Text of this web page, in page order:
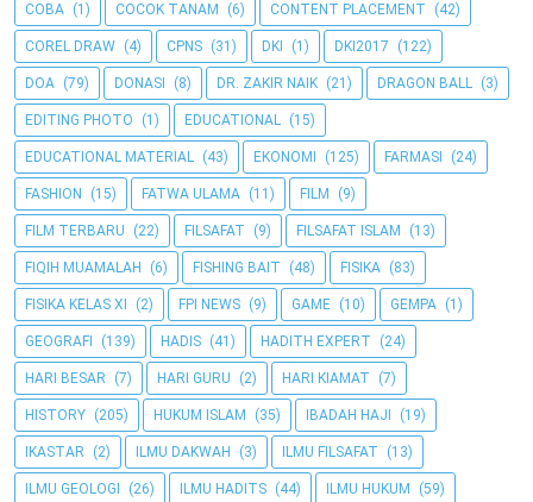
COBA (1) COCOK TANAM (6) CONTENT PLACEMENT (42)
COREL DRAW (4) CPNS (31) DKI (1) DKI2017 (122)
DOA (79) DONASI (8) DR. ZAKIR NAIK (21) DRAGON BALL (3)
EDITING PHOTO (1) EDUCATIONAL (15)
EDUCATIONAL MATERIAL (43) EKONOMI (125) FARMASI (24)
FASHION (15) FATWA ULAMA (11) FILM (9)
FILM TERBARU (22) FILSAFAT (9) FILSAFAT ISLAM (13)
FIQIH MUAMALAH (6) FISHING BAIT (48) FISIKA (83)
FISIKA KELAS XI (2) FPI NEWS (9) GAME (10) GEMPA (1)
GEOGRAFI (139) HADIS (41) HADITH EXPERT (24)
HARI BESAR (7) HARI GURU (2) HARI KIAMAT (7)
HISTORY (205) HUKUM ISLAM (35) IBADAH HAJI (19)
IKASTAR (2) ILMU DAKWAH (3) ILMU FILSAFAT (13)
ILMU GEOLOGI (26) ILMU HADITS (44) ILMU HUKUM (59)